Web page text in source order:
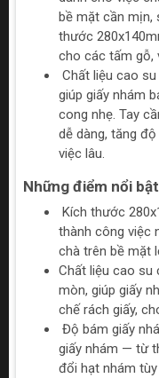
bề mặt cần mịn,
thước
cho các tấm gỗ,
Chất liệu cao
giúp giấy nhám
cong nhẹ. Tay
dễ dàng, tăng
việc lâu.
Những điểm nổi
Kích thước
thành công việc
chà trên bề mặt
Chất liệu cao su
mòn, giúp giấy
chế rách giấy,
Độ bám giấy
giấy nhám — từ
đổi hạt nhám